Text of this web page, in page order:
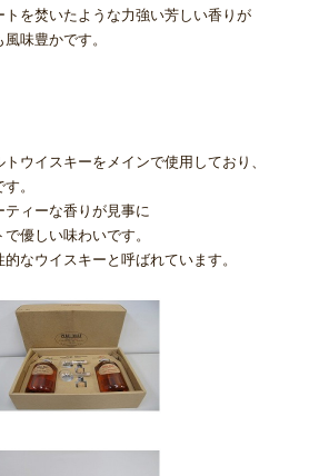
を焚いたような力強い芳しい香りが
味豊かです。
ウイスキーをメインで使用しており、
。
ィーな香りが見事に
優しい味わいです。
なウイスキーと呼ばれています。